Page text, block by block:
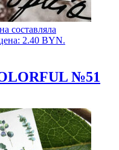
составляла
2.40 BYN.
№51